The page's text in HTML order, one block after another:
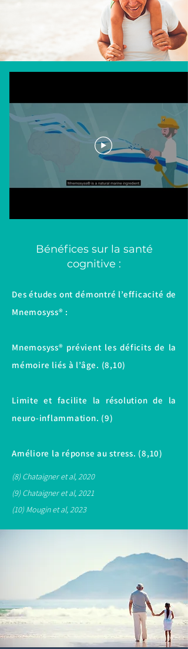
​Bénéfices sur la santé
cognitive :
Des études ont démontré l’efficacité de
Mnemosyss® :
Mnemosyss® prévient les déficits de la
mémoire liés à l’âge. (8,10)
Limite et facilite la résolution de la
neuro-inflammation. (9)
Améliore la réponse au stress. (8,10)
(8) Chataigner et al, 2020
(9) Chataigner et al, 2021
(10) Mougin et al, 2023